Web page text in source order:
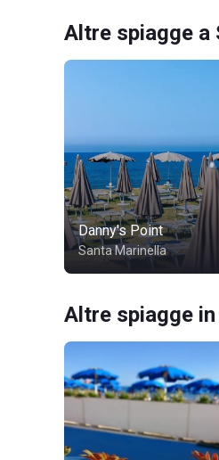
Altre spiagge a
Danny's Point
Santa Marinella
Altre spiagge